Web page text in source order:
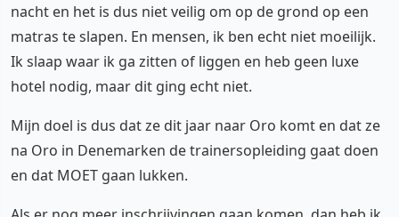
nacht en het is dus niet veilig om op de grond op een
matras te slapen. En mensen, ik ben echt niet moeilijk.
Ik slaap waar ik ga zitten of liggen en heb geen luxe
hotel nodig, maar dit ging echt niet.
Mijn doel is dus dat ze dit jaar naar Oro komt en dat ze
na Oro in Denemarken de trainersopleiding gaat doen
en dat MOET gaan lukken.